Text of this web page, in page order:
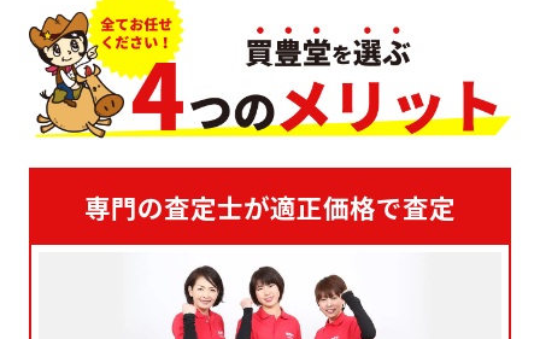
専門の査定士が適正価格で査定